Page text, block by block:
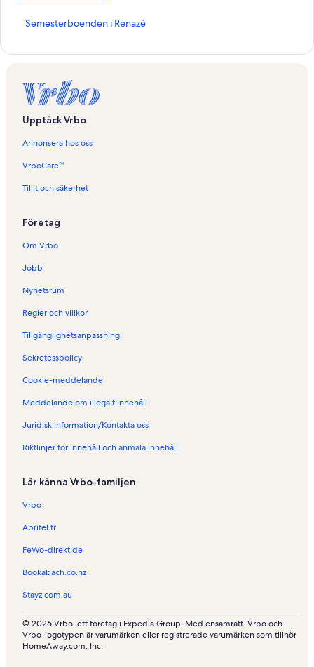
Semesterboenden i Renazé
L
i
l
s
d
a
f
S
m
e
s
t
r
o
n
d
n
R
n
é
Upptäck Vrbo
Annonsera hos oss
VrboCare™
Tillit och säkerhet
Företag
Om Vrbo
Jobb
Nyhetsrum
Regler och villkor
Tillgänglighetsanpassning
Sekretesspolicy
Cookie-meddelande
Meddelande om illegalt innehåll
Juridisk information/Kontakta oss
Riktlinjer för innehåll och anmäla innehåll
Lär känna Vrbo-familjen
Vrbo
Abritel.fr
FeWo-direkt.de
Bookabach.co.nz
Stayz.com.au
© 2026 Vrbo, ett företag i Expedia Group. Med ensamrätt. Vrbo och
Vrbo-logotypen är varumärken eller registrerade varumärken som tillhör
HomeAway.com, Inc.